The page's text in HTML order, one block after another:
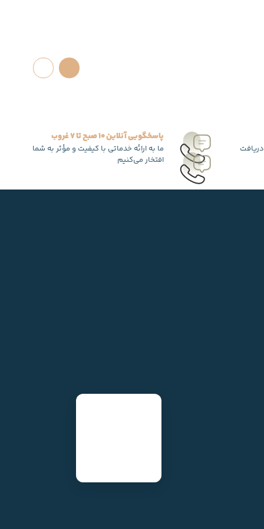
پاسخگویی آنلاین 10 صبح تا 7 غروب
ما به ارائه خدماتی با کیفیت و مؤثر به شما
افتخار می‌کنیم